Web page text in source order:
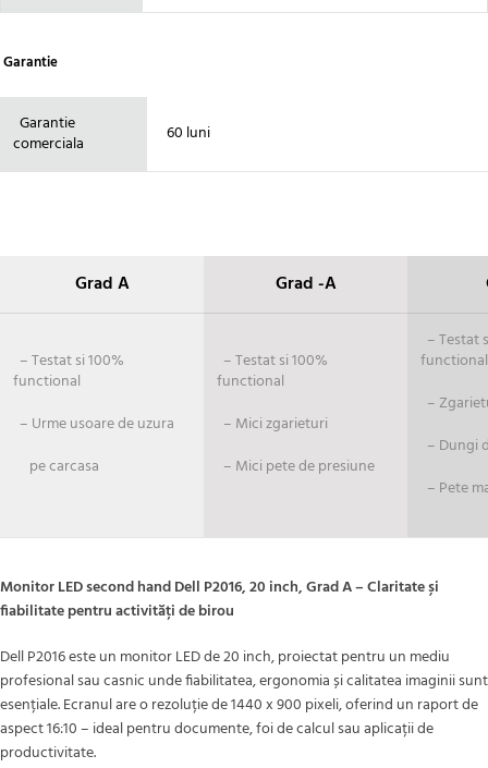
Garantie
Garantie
comerciala
60 luni
Grad A Grad -A
– Testat si 100%
functional
– Urme usoare de uzura
pe carcasa
– Testat si 100%
functional
– Mici zgarieturi
– Mici pete de presiune
– Testat
functional
–
– Dungi
– Pete
Monitor LED second hand Dell P2016, 20 inch, Grad A – Claritate și
fiabilitate pentru activități de birou
Dell P2016 este un monitor LED de 20 inch, proiectat pentru un mediu
profesional sau casnic unde fiabilitatea, ergonomia și calitatea imaginii sunt
esențiale. Ecranul are o rezoluție de 1440 x 900 pixeli, oferind un raport de
aspect 16:10 – ideal pentru documente, foi de calcul sau aplicații de
productivitate.